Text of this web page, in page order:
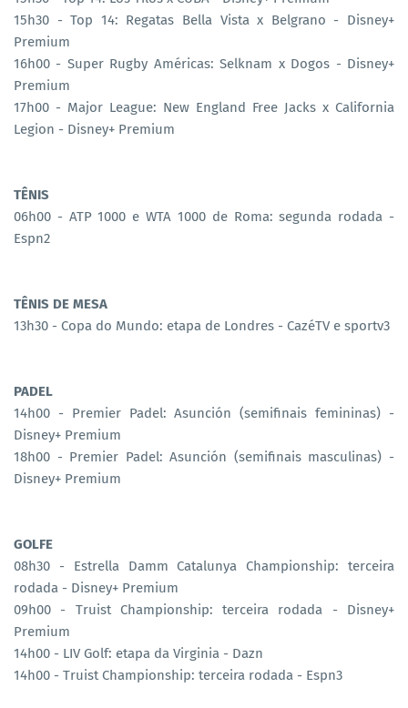
15h30 - Top 14: Regatas Bella Vista x Belgrano - Disney+
Premium
16h00 - Super Rugby Américas: Selknam x Dogos - Disney+
Premium
17h00 - Major League: New England Free Jacks x California
Legion - Disney+ Premium
TÊNIS
06h00 - ATP 1000 e WTA 1000 de Roma: segunda rodada -
Espn2
TÊNIS DE MESA
13h30 - Copa do Mundo: etapa de Londres - CazéTV e sportv3
PADEL
14h00 - Premier Padel: Asunción (semifinais femininas) -
Disney+ Premium
18h00 - Premier Padel: Asunción (semifinais masculinas) -
Disney+ Premium
GOLFE
08h30 - Estrella Damm Catalunya Championship: terceira
rodada - Disney+ Premium
09h00 - Truist Championship: terceira rodada - Disney+
Premium
14h00 - LIV Golf: etapa da Virginia - Dazn
14h00 - Truist Championship: terceira rodada - Espn3